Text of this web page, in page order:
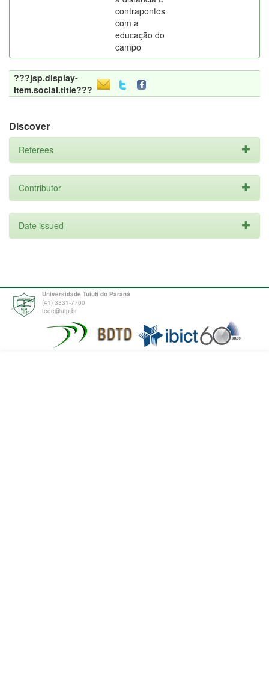
contrapontos
com a
educação do
campo
???jsp.display-
item.social.title???
Discover
Referees
Contributor
Date issued
Universidade Tuiuti do Paraná
(41) 3331-7700
tede@utp.br